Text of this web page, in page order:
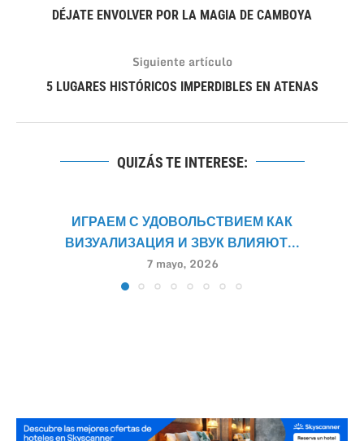
DÉJATE ENVOLVER POR LA MAGIA DE CAMBOYA
Siguiente artículo
5 LUGARES HISTÓRICOS IMPERDIBLES EN ATENAS
QUIZÁS TE INTERESE:
ИГРАЕМ С УДОВОЛЬСТВИЕМ КАК
ВИЗУАЛИЗАЦИЯ И ЗВУК ВЛИЯЮТ...
7 mayo, 2026